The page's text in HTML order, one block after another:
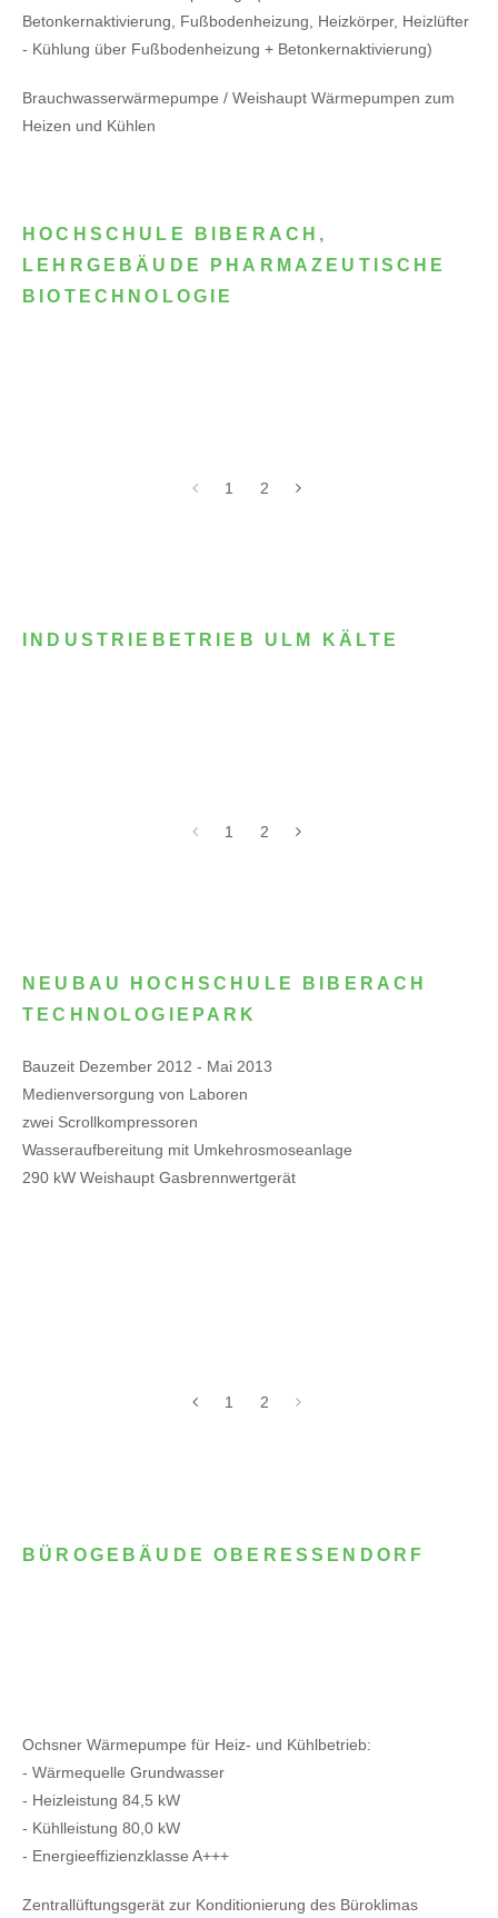
Betonkernaktivierung, Fußbodenheizung, Heizkörper, Heizlüfter
- Kühlung über Fußbodenheizung + Betonkernaktivierung)
Brauchwasserwärmepumpe / Weishaupt Wärmepumpen zum
Heizen und Kühlen
HOCHSCHULE BIBERACH,
LEHRGEBÄUDE PHARMAZEUTISCHE
BIOTECHNOLOGIE
1 2
INDUSTRIEBETRIEB ULM KÄLTE
1 2
NEUBAU HOCHSCHULE BIBERACH
TECHNOLOGIEPARK
Bauzeit Dezember 2012 - Mai 2013
Medienversorgung von Laboren
zwei Scrollkompressoren
Wasseraufbereitung mit Umkehrosmoseanlage
290 kW Weishaupt Gasbrennwertgerät
1 2
BÜROGEBÄUDE OBERESSENDORF
Ochsner Wärmepumpe für Heiz- und Kühlbetrieb:
- Wärmequelle Grundwasser
- Heizleistung 84,5 kW
- Kühlleistung 80,0 kW
- Energieeffizienzklasse A+++
Zentrallüftungsgerät zur Konditionierung des Büroklimas